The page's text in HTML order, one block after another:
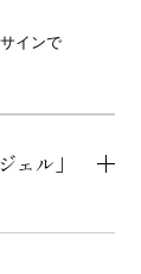
インで
ェル」